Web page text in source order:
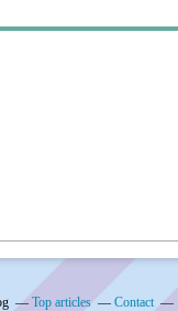
Top articles
Contact